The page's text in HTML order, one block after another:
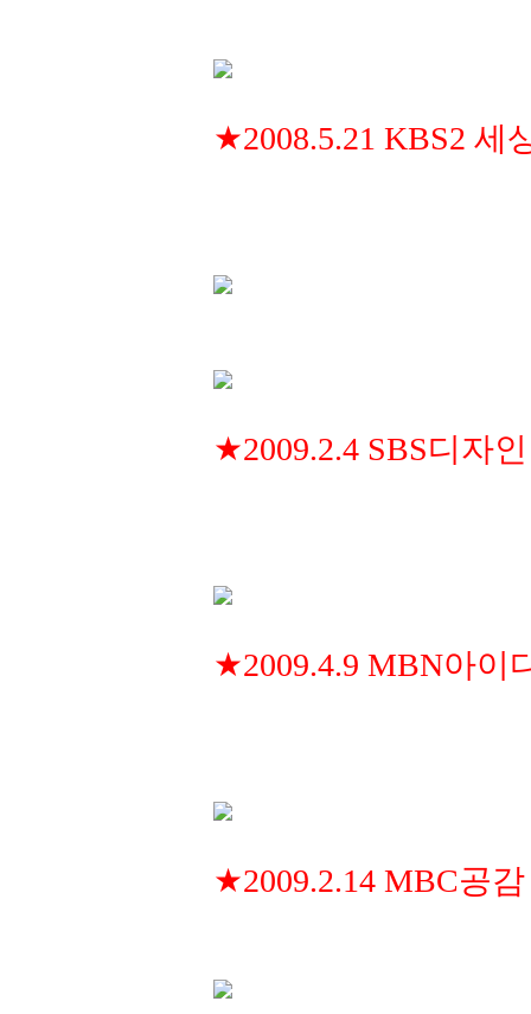
★2008.5.21 KBS2 세
★2009.2.4 SBS디자
★2009.4.9 MBN아이
★2009.2.14 MBC공